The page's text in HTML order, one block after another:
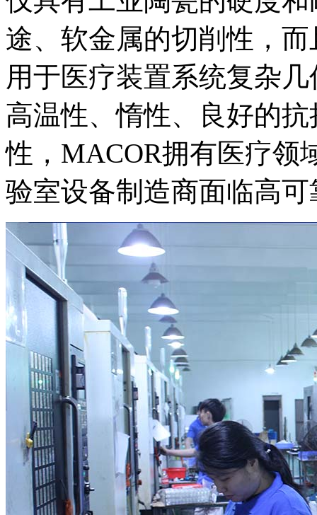
途、软金属的切削性，
用于医疗装置系统复杂
高温性、惰性、良好的
性，MACOR拥有医疗领
验室设备制造商面临高